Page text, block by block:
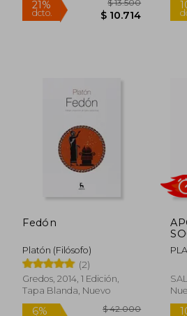
dcto.
Fedón
Platón (Filósofo)
(2)
Gredos, 2014, 1 Edición,
Tapa Blanda, Nuevo